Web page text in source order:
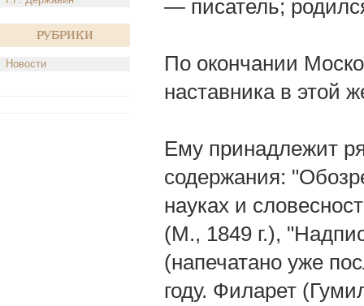
Рубрики
Новости
— писатель;
По окончании
наставника в этой
Ему принадлежит
содержания:
науках и
(М., 1849 г.),
(напечатано уже
году. Филарет